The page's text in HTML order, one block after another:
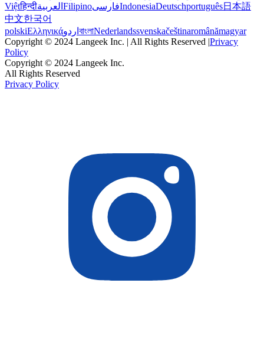
Việtहिन्दीالعربية FilipinoفارسیIndonesiaDeutschportuguês日本語
中文한국어
polskiΕλληνικάاردو বাংলাNederlandssvenskačeštinaromânămagyar
Copyright © 2024 Langeek Inc. | All Rights Reserved |Privacy
Policy
Copyright © 2024 Langeek Inc.
All Rights Reserved
Privacy Policy